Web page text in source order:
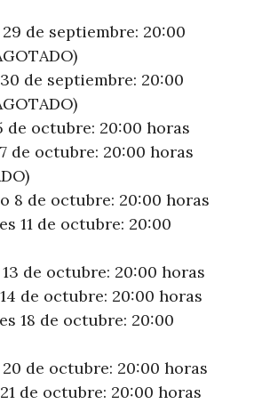
de septiembre: 20:00
de septiembre: 20:00
de octubre: 20:00 horas
de octubre: 20:00 horas
8 de octubre: 20:00 horas
11 de octubre: 20:00
de octubre: 20:00 horas
de octubre: 20:00 horas
18 de octubre: 20:00
de octubre: 20:00 horas
de octubre: 20:00 horas